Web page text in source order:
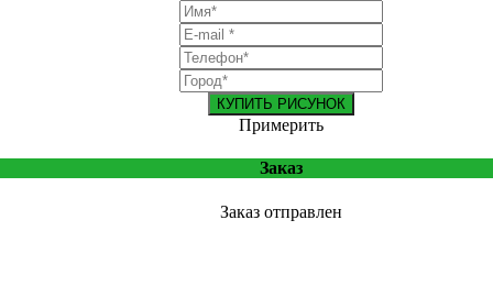
КУПИТЬ РИСУНОК
Примерить
Заказ
Заказ отправлен